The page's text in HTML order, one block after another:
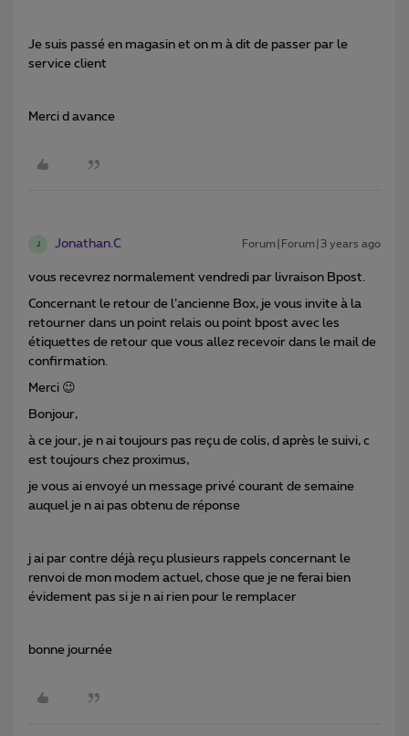
Je suis passé en magasin et on m à dit de passer par le
service client
Merci d avance
Jonathan.C Forum|Forum|3 years ago
vous recevrez normalement vendredi par livraison Bpost.
Concernant le retour de l’ancienne Box, je vous invite à la
retourner dans un point relais ou point bpost avec les
étiquettes de retour que vous allez recevoir dans le mail de
confirmation.
Merci 😉
Bonjour,
à ce jour, je n ai toujours pas reçu de colis, d après le suivi, c
est toujours chez proximus,
je vous ai envoyé un message privé courant de semaine
auquel je n ai pas obtenu de réponse
j ai par contre déjà reçu plusieurs rappels concernant le
renvoi de mon modem actuel, chose que je ne ferai bien
évidement pas si je n ai rien pour le remplacer
bonne journée